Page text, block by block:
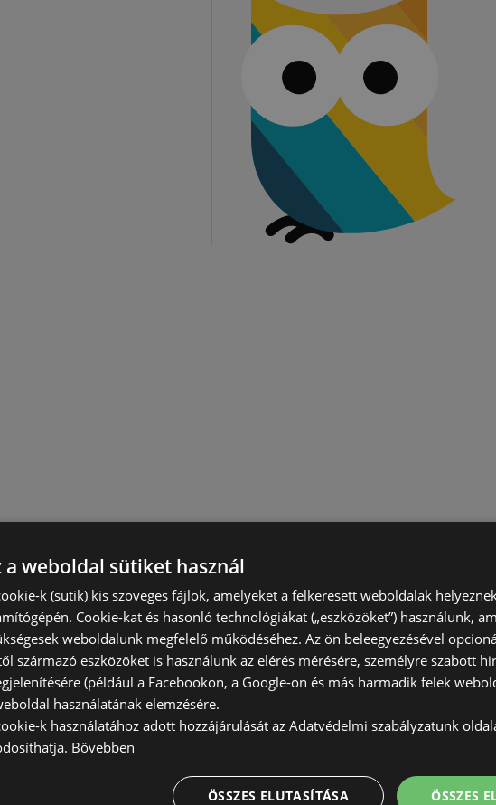
a weboldal sütiket használ
k (sütik) kis szöveges fájlok, amelyeket a felkeresett weboldalak
Cookie-kat és hasonló technológiákat („eszközöket”) használunk,
weboldalunk megfelelő működéséhez. Az ön beleegyezésével
származó eszközöket is használunk az elérés mérésére, személyre szabott
(például a Facebookon, a Google-on és más harmadik felek
használatának elemzésére.
k használatához adott hozzájárulását az Adatvédelmi szabályzatunk
Bővebben
ÖSSZES
ÖSSZES ELUTASÍTÁSA